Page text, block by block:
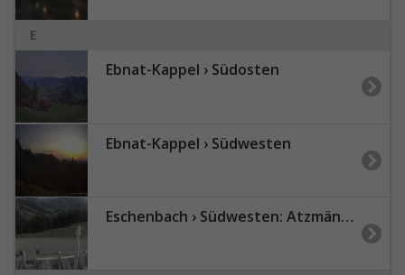
E
Ebnat-Kappel › Südosten
Ebnat-Kappel › Südwesten
Eschenbach › Südwesten: Atzmännig - Rope Adventure Park Atzmännig